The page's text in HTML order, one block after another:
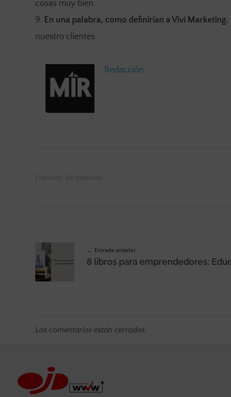
cosas muy bien.
En una palabra, como definirían a Viví Marketing.
nuestro clientes.
Redacción
Etiquetas: Sin etiquetas
Entrada anterior
Los comentarios están cerrados.